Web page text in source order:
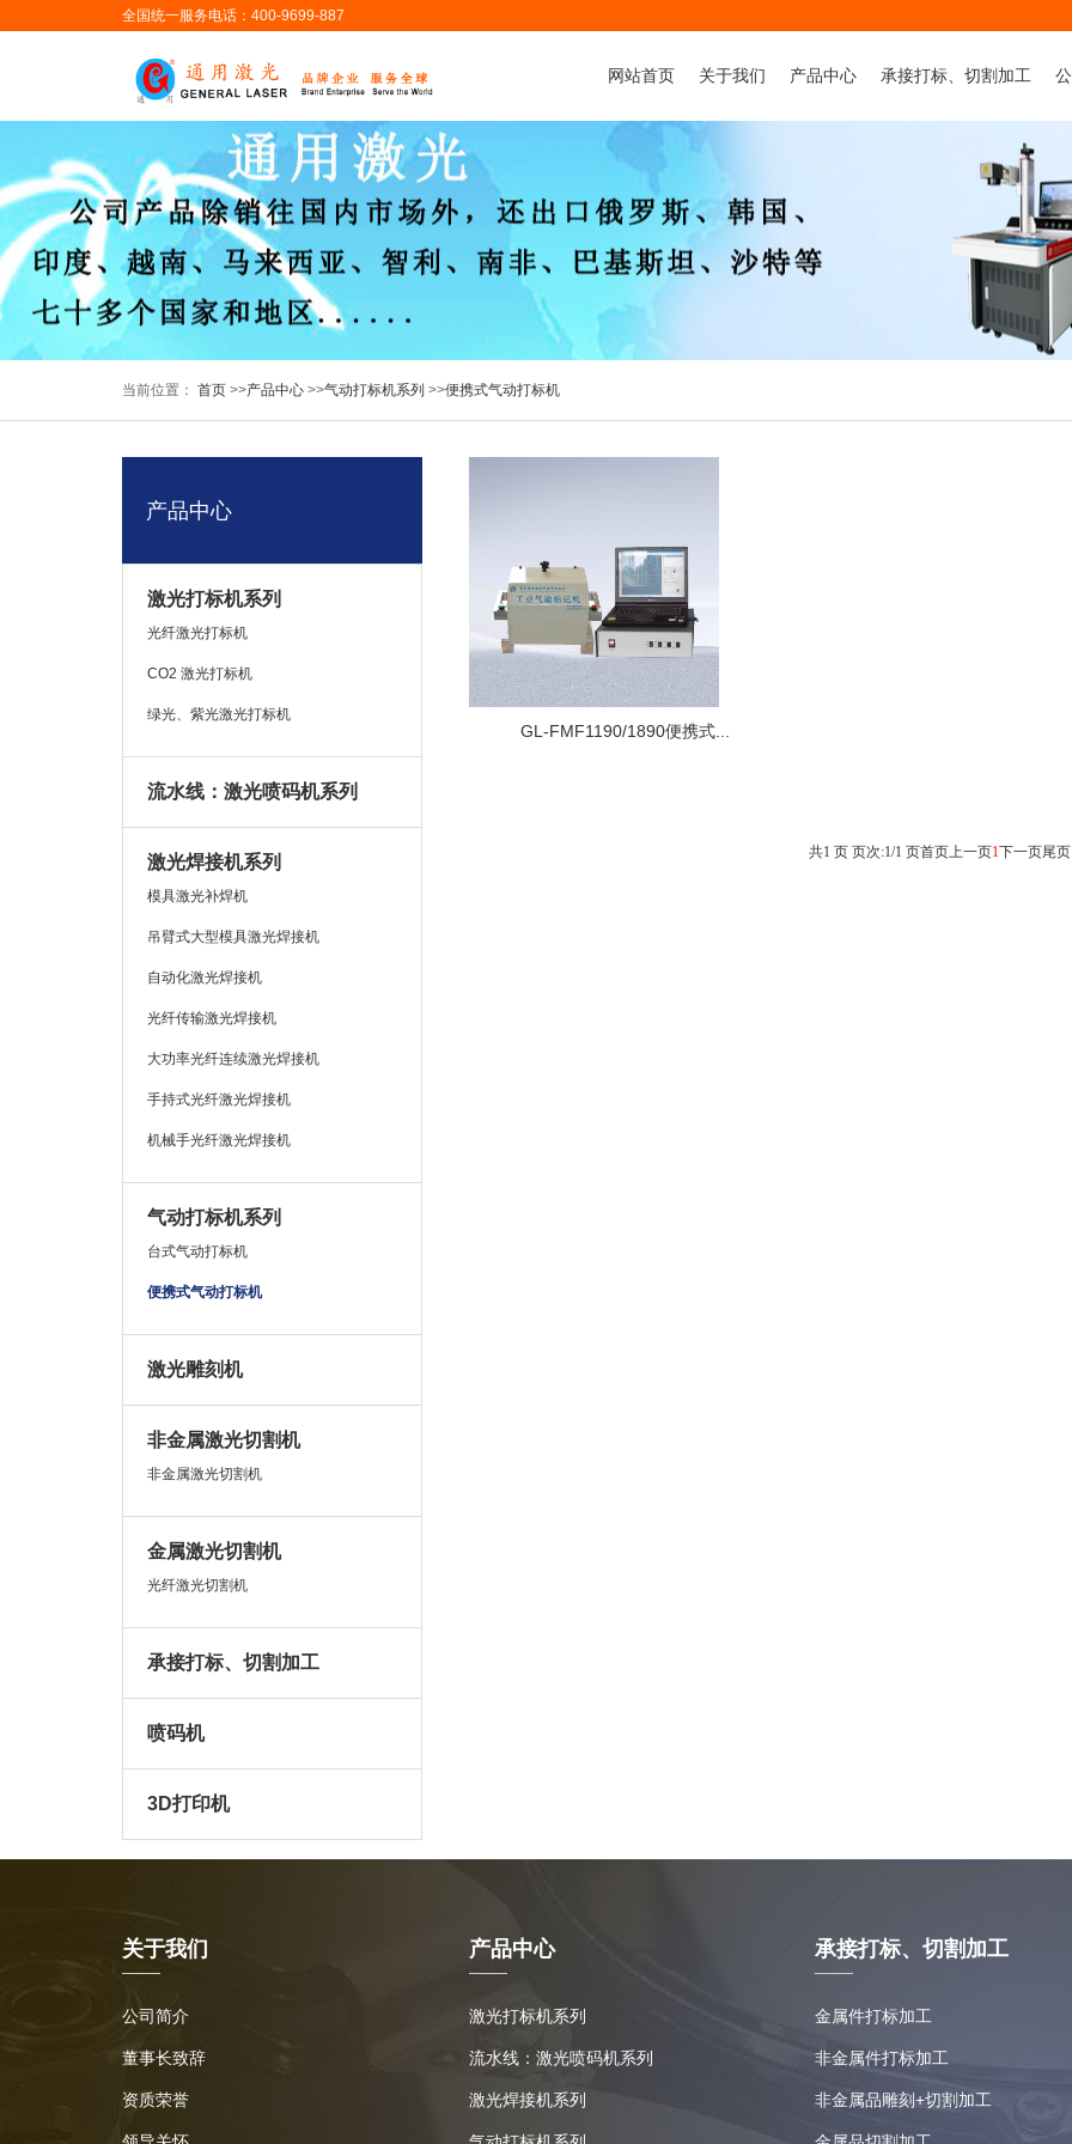
全国统一服务电话：400-9699-887
网站首页 关于我们
资质荣誉
领导关怀
产品中心
激光焊接机系列
气动打标机系列
承接打标、切割加工
非金属件打标加工
非金属品雕刻+切割加工
金属品切割加工
当前位置： 首页 >>产品中心 >>气动打标机系列 >>便携式气动打标机
产品中心
激光打标机系列
光纤激光打标机
CO2 激光打标机
绿光、紫光激光打标机
流水线：激光喷码机系列
激光焊接机系列
模具激光补焊机
吊臂式大型模具激光焊接机
自动化激光焊接机
光纤传输激光焊接机
大功率光纤连续激光焊接机
手持式光纤激光焊接机
机械手光纤激光焊接机
气动打标机系列
台式气动打标机
便携式气动打标机
激光雕刻机
非金属激光切割机
非金属激光切割机
金属激光切割机
光纤激光切割机
承接打标、切割加工
喷码机
3D打印机
GL-FMF1190/1890便携式...
共1 页 页次:1/1 页首页上一页1下一页尾页
关于我们
公司简介
董事长致辞
资质荣誉
产品中心
激光打标机系列
流水线：激光喷码机系列
激光焊接机系列
承接打标、切割加工
金属件打标加工
非金属件打标加工
非金属品雕刻+切割加工